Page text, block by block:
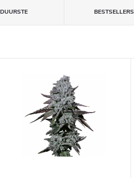
DUURSTE BESTSELLERS